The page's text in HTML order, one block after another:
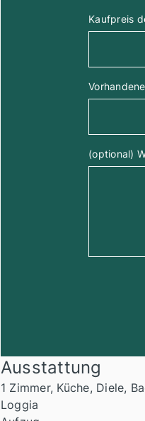
Kaufpreis
(optional)
Ausstattung
1 Zimmer, Küche, Diele,
Loggia